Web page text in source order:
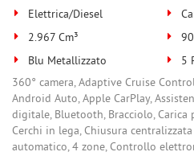
Elettrica/Diesel
2.967 Cm³
Blu Metallizzato
5
360° camera, Adaptive Cruise
Android Auto, Apple CarPlay,
digitale, Bluetooth, Bracciolo,
Cerchi in lega, Chiusura
automatico, 4 zone, Controllo